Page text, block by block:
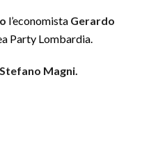
l’economista Gerardo
Party Lombardia.
Stefano Magni.